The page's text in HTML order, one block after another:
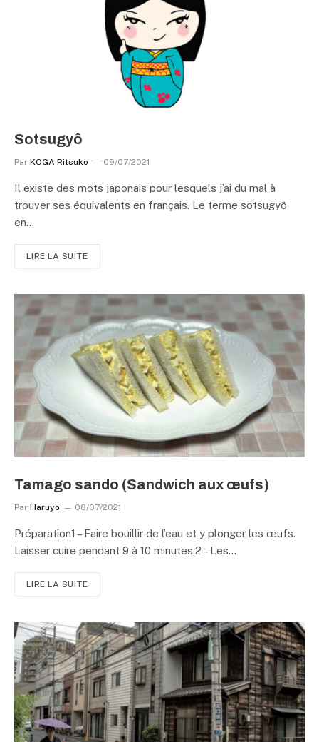
Sotsugyô
Par KOGA Ritsuko 09/07/2021
Il existe des mots japonais pour lesquels j’ai du mal à
trouver ses équivalents en français. Le terme sotsugyô
en…
LIRE LA SUITE
Tamago sando (Sandwich aux œufs)
Par Haruyo 08/07/2021
Préparation1 – Faire bouillir de l’eau et y plonger les œufs.
Laisser cuire pendant 9 à 10 minutes.2 – Les…
LIRE LA SUITE